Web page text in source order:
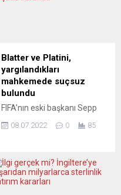
kuşaktan yurttaşlarımız
katıldı. Emekli sosyal
danışman İbrahim Baysan
ve Ahlen Belediyesi Gençlik,
görevli...
Blatter ve Platini,
yargılandıkları
mahkemede suçsuz
bulundu
FIFA’nın eski başkanı Sepp
başkanı Michel Platini,
suçlamasıyla İsviçre’de
açılan davada suçsuz
08.07.2022 0 85